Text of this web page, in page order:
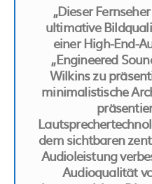
„Dieser
ultimative
einer High-End-
„Engineered
Wilkins zu
minimalistische
dem sichtbaren
Audioleistung
Audioqualität